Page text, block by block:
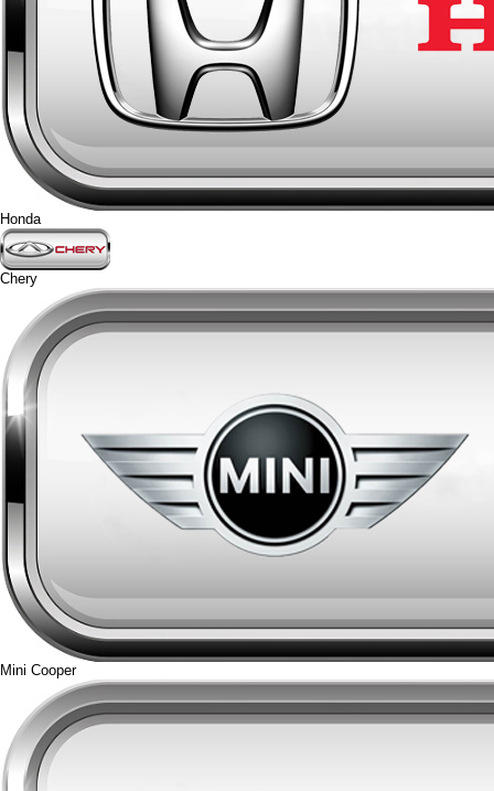
Honda
Chery
Mini Cooper